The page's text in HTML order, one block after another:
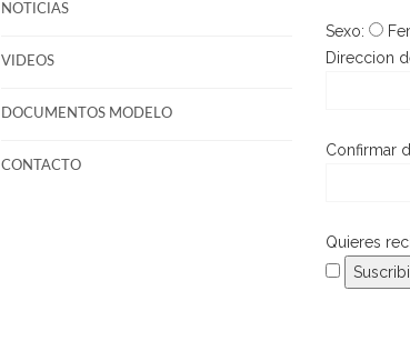
NOTICIAS
VIDEOS
DOCUMENTOS MODELO
CONTACTO
Sexo:
Direccion
Confirmar
Quieres